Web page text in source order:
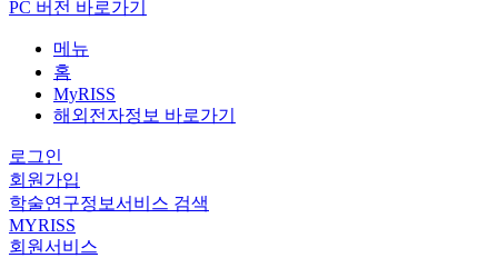
PC 버전 바로가기
메뉴
홈
MyRISS
해외전자정보 바로가기
로그인
회원가입
학술연구정보서비스 검색
MYRISS
회원서비스